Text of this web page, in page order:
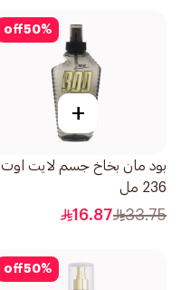
50%
off
+
بود مان بخاخ جسم لايت اوت
236 مل
33.75
16.87
50%
off